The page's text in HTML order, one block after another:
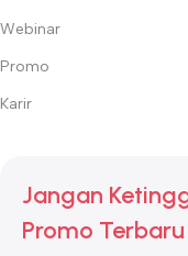
Webinar
Promo
Karir
Jangan
Promo